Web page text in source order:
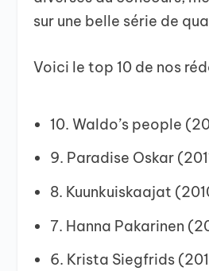
sur une belle série de
Voici le top 10 de nos
10. Waldo’s people
9. Paradise Oskar
8. Kuunkuiskaajat
7. Hanna Pakarinen
6. Krista Siegfrids